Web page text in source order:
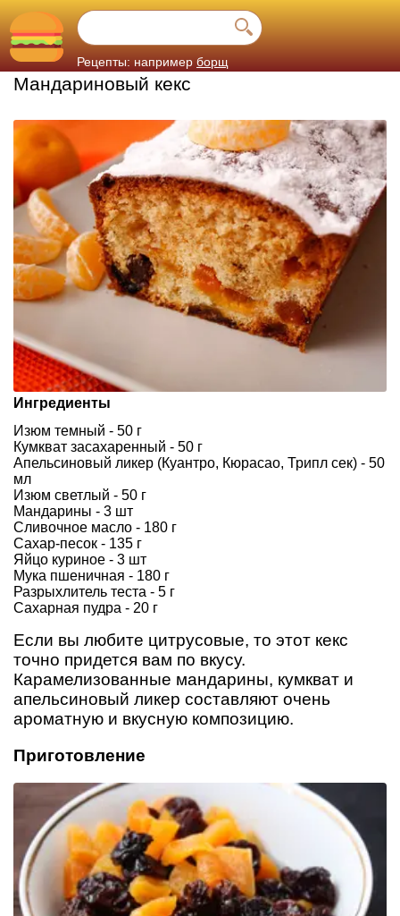
Рецепты: например борщ
Мандариновый кекс
Ингредиенты
Изюм темный - 50 г
Кумкват засахаренный - 50 г
Апельсиновый ликер (Куантро, Кюрасао, Трипл сек) - 50
мл
Изюм светлый - 50 г
Мандарины - 3 шт
Сливочное масло - 180 г
Сахар-песок - 135 г
Яйцо куриное - 3 шт
Мука пшеничная - 180 г
Разрыхлитель теста - 5 г
Сахарная пудра - 20 г
Если вы любите цитрусовые, то этот кекс
точно придется вам по вкусу.
Карамелизованные мандарины, кумкват и
апельсиновый ликер составляют очень
ароматную и вкусную композицию.
Приготовление